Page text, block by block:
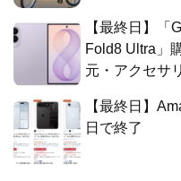
【最終日】「
Fold8 Ultra」
元・アクセサ
【最終日】
日で終了